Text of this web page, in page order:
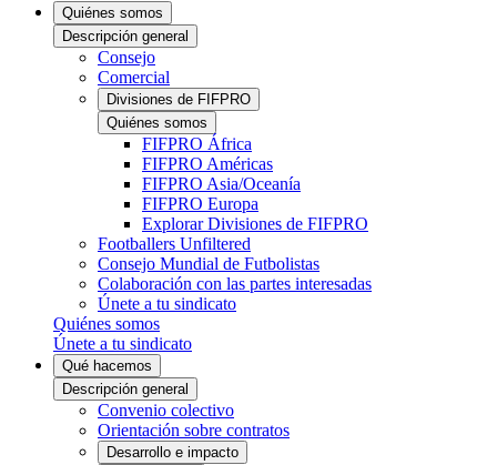
Quiénes somos
Descripción general
Consejo
Comercial
Divisiones de FIFPRO
Quiénes somos
FIFPRO África
FIFPRO Américas
FIFPRO Asia/Oceanía
FIFPRO Europa
Explorar Divisiones de FIFPRO
Footballers Unfiltered
Consejo Mundial de Futbolistas
Colaboración con las partes interesadas
Únete a tu sindicato
Quiénes somos
Únete a tu sindicato
Qué hacemos
Descripción general
Convenio colectivo
Orientación sobre contratos
Desarrollo e impacto